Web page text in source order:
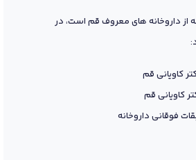
از داروخانه های معروف قم است، در
کاویانی قم
کاویانی قم
فوقانی داروخانه